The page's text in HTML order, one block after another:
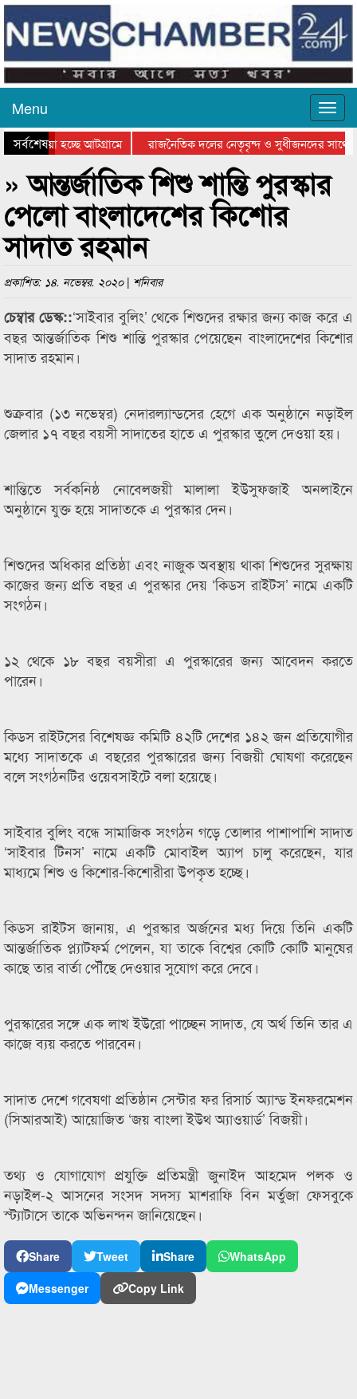
Menu
সর্বশেষ
যাওয়া হচ্ছে আটগ্রামে
রাজনৈতিক দলের নেতৃবৃন্দ ও সুধীজনদের সাথে
পুরস্কার বিতরণ সম্পন্ন
সিলেটে বাংলাদেশ গ্রুপ থিয়েটার ফেডারেশানের
» আন্তর্জাতিক শিশু শান্তি পুরস্কার
পেলো বাংলাদেশের কিশোর
সাদাত রহমান
প্রকাশিত: ১৪. নভেম্বর. ২০২০ | শনিবার
চেম্বার ডেস্ক::‘সাইবার বুলিং’ থেকে শিশুদের রক্ষার জন্য কাজ করে এ
বছর আন্তর্জাতিক শিশু শান্তি পুরস্কার পেয়েছেন বাংলাদেশের কিশোর
সাদাত রহমান।
শুক্রবার (১৩ নভেম্বর) নেদারল্যান্ডসের হেগে এক অনুষ্ঠানে নড়াইল
জেলার ১৭ বছর বয়সী সাদাতের হাতে এ পুরস্কার তুলে দেওয়া হয়।
শান্তিতে সর্বকনিষ্ঠ নোবেলজয়ী মালালা ইউসুফজাই অনলাইনে
অনুষ্ঠানে যুক্ত হয়ে সাদাতকে এ পুরস্কার দেন।
শিশুদের অধিকার প্রতিষ্ঠা এবং নাজুক অবস্থায় থাকা শিশুদের সুরক্ষায়
কাজের জন্য প্রতি বছর এ পুরস্কার দেয় ‘কিডস রাইটস’ নামে একটি
সংগঠন।
১২ থেকে ১৮ বছর বয়সীরা এ পুরস্কারের জন্য আবেদন করতে
পারেন।
কিডস রাইটসের বিশেষজ্ঞ কমিটি ৪২টি দেশের ১৪২ জন প্রতিযোগীর
মধ্যে সাদাতকে এ বছরের পুরস্কারের জন্য বিজয়ী ঘোষণা করেছেন
বলে সংগঠনটির ওয়েবসাইটে বলা হয়েছে।
সাইবার বুলিং বন্ধে সামাজিক সংগঠন গড়ে তোলার পাশাপাশি সাদাত
‘সাইবার টিনস’ নামে একটি মোবাইল অ্যাপ চালু করেছেন, যার
মাধ্যমে শিশু ও কিশোর-কিশোরীরা উপকৃত হচ্ছে।
কিডস রাইটস জানায়, এ পুরস্কার অর্জনের মধ্য দিয়ে তিনি একটি
আন্তর্জাতিক প্ল্যাটফর্ম পেলেন, যা তাকে বিশ্বের কোটি কোটি মানুষের
কাছে তার বার্তা পৌঁছে দেওয়ার সুযোগ করে দেবে।
পুরস্কারের সঙ্গে এক লাখ ইউরো পাচ্ছেন সাদাত, যে অর্থ তিনি তার এ
কাজে ব্যয় করতে পারবেন।
সাদাত দেশে গবেষণা প্রতিষ্ঠান সেন্টার ফর রিসার্চ অ্যান্ড ইনফরমেশন
(সিআরআই) আয়োজিত ‘জয় বাংলা ইউথ অ্যাওয়ার্ড’ বিজয়ী।
তথ্য ও যোগাযোগ প্রযুক্তি প্রতিমন্ত্রী জুনাইদ আহমেদ পলক ও
নড়াইল-২ আসনের সংসদ সদস্য মাশরাফি বিন মর্তুজা ফেসবুকে
স্ট্যাটাসে তাকে অভিনন্দন জানিয়েছেন।
Share Tweet Share
WhatsApp
Messenger
Copy Link